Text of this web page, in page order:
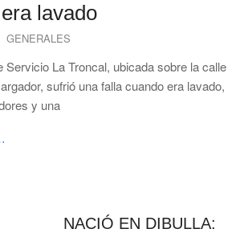
lavado
GENERALES
La Troncal, ubicada sobre la calle
sufrió una falla cuando era lavado,
y una
NACIÓ EN DIBULLA: